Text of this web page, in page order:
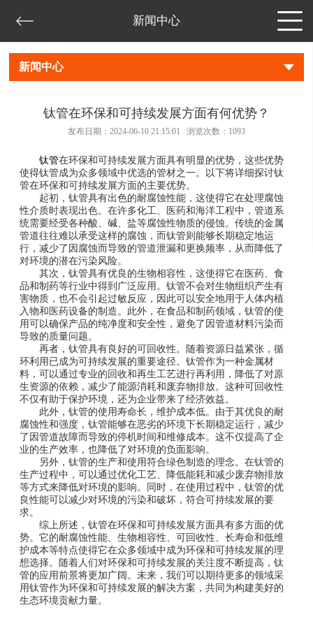
新闻中心
新闻中心
钛管在环保和可持续发展方面有何优势？
发布日期：2024-06-10 21:15:01 浏览次数： 1093
钛管在环保和可持续发展方面具有明显的优势，这些优势
使得钛管成为众多领域中优选的管材之一。以下将详细探讨钛
管在环保和可持续发展方面的主要优势。
起初，钛管具有出色的耐腐蚀性能，这使得它在处理腐蚀
性介质时表现出色。在许多化工、医药和海洋工程中，管道系
统需要经受各种酸、碱、盐等腐蚀性物质的侵蚀。传统的金属
管道往往难以承受这样的腐蚀，而钛管则能够长期稳定地运
行，减少了因腐蚀而导致的管道泄漏和更换频率，从而降低了
对环境的潜在污染风险。
其次，钛管具有优良的生物相容性，这使得它在医药、食
品和制药等行业中得到广泛应用。钛管不会对生物组织产生有
害物质，也不会引起过敏反应，因此可以安全地用于人体内植
入物和医药设备的制造。此外，在食品和制药领域，钛管的使
用可以确保产品的纯净度和安全性，避免了因管道材料污染而
导致的质量问题。
再者，钛管具有良好的可回收性。随着资源日益紧张，循
环利用已成为可持续发展的重要途径。钛管作为一种金属材
料，可以通过专业的回收和再生工艺进行再利用，降低了对原
生资源的依赖，减少了能源消耗和废弃物排放。这种可回收性
不仅有助于保护环境，还为企业带来了经济效益。
此外，钛管的使用寿命长，维护成本低。由于其优良的耐
腐蚀性和强度，钛管能够在恶劣的环境下长期稳定运行，减少
了因管道故障而导致的停机时间和维修成本。这不仅提高了企
业的生产效率，也降低了对环境的负面影响。
另外，钛管的生产和使用符合绿色制造的理念。在钛管的
生产过程中，可以通过优化工艺、降低能耗和减少废弃物排放
等方式来降低对环境的影响。同时，在使用过程中，钛管的优
良性能可以减少对环境的污染和破坏，符合可持续发展的要
求。
综上所述，钛管在环保和可持续发展方面具有多方面的优
势。它的耐腐蚀性能、生物相容性、可回收性、长寿命和低维
护成本等特点使得它在众多领域中成为环保和可持续发展的理
想选择。随着人们对环保和可持续发展的关注度不断提高，钛
管的应用前景将更加广阔。未来，我们可以期待更多的领域采
用钛管作为环保和可持续发展的解决方案，共同为构建美好的
生态环境贡献力量。